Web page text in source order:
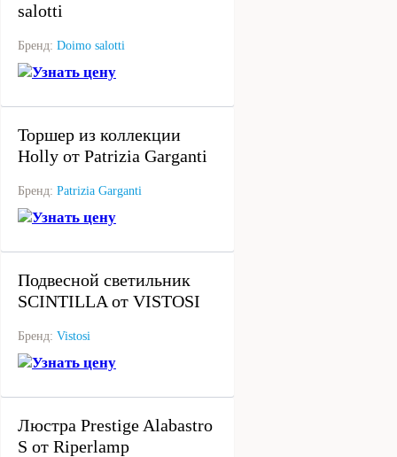
salotti
Бренд: Doimo salotti
Узнать цену
Торшер из коллекции
Holly от Patrizia Garganti
Бренд: Patrizia Garganti
Узнать цену
Подвесной светильник
SCINTILLA от VISTOSI
Бренд: Vistosi
Узнать цену
Люстра Prestige Alabastro
S от Riperlamp